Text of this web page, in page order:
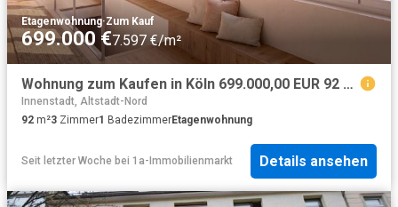
Etagenwohnung·Zum Kauf
699.000 €7.597 €/m²
Wohnung zum Kaufen in Köln 699.000,00 EUR 92 m²
Innenstadt, Altstadt-Nord
92 m²3 Zimmer1 BadezimmerEtagenwohnung
Seit letzter Woche bei 1a-Immobilienmarkt Details ansehen